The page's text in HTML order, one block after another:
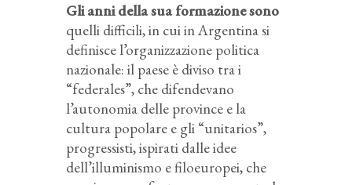
Gli anni della sua formazione sono
quelli difficili, in cui in Argentina si
definisce l’organizzazione politica
nazionale: il paese è diviso tra i
“federales”, che difendevano
l’autonomia delle province e la
cultura popolare e gli “unitarios”,
progressisti, ispirati dalle idee
dell’illuminismo e filoeuropei, che